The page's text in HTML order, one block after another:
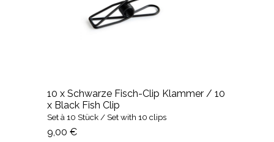
10 x Schwarze Fisch-Clip Klammer / 10
x Black Fish Clip
Set à 10 Stück / Set with 10 clips
9,00 €